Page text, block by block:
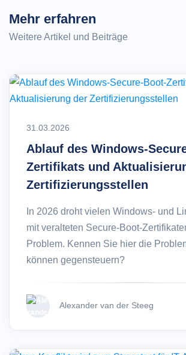
Mehr erfahren
Weitere Artikel und Beiträge
31.03.2026
Ablauf des Windows-
Zertifikats und
Zertifizierungsstellen
In 2026 droht vielen Windows- und
mit veralteten Secure-Boot-
Problem. Kennen Sie hier die
können gegensteuern?
Alexander van der Steeg